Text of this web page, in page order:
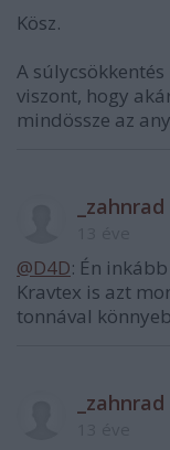
Kösz.
A
viszont, hogy
mindössze az
_zahnrad
@D4D: Én
Kravtex is azt
tonnával
_zahnrad